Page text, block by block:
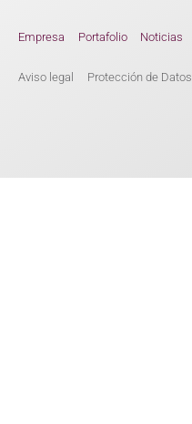
Empresa Portafolio Noticias
Aviso legal Protección de Datos